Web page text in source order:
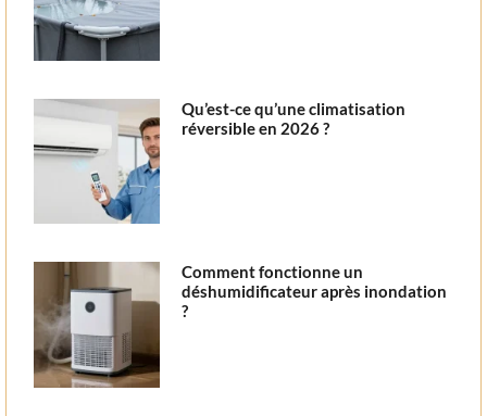
Qu’est-ce qu’une climatisation
réversible en 2026 ?
Comment fonctionne un
déshumidificateur après inondation
?